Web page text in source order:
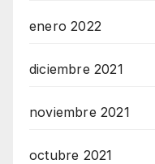
enero 2022
diciembre 2021
noviembre 2021
octubre 2021